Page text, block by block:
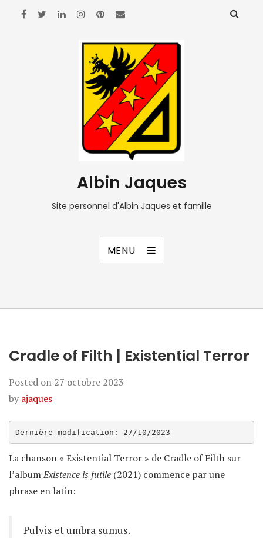
Albin Jaques
Site personnel d'Albin Jaques et famille
MENU
Cradle of Filth | Existential Terror
Posted on 27 octobre 2023
by ajaques
Dernière modification: 27/10/2023
La chanson « Existential Terror » de Cradle of Filth sur
l’albumExistence is futile (2021) commence par une
phrase en latin:
Pulvis et umbra sumus.